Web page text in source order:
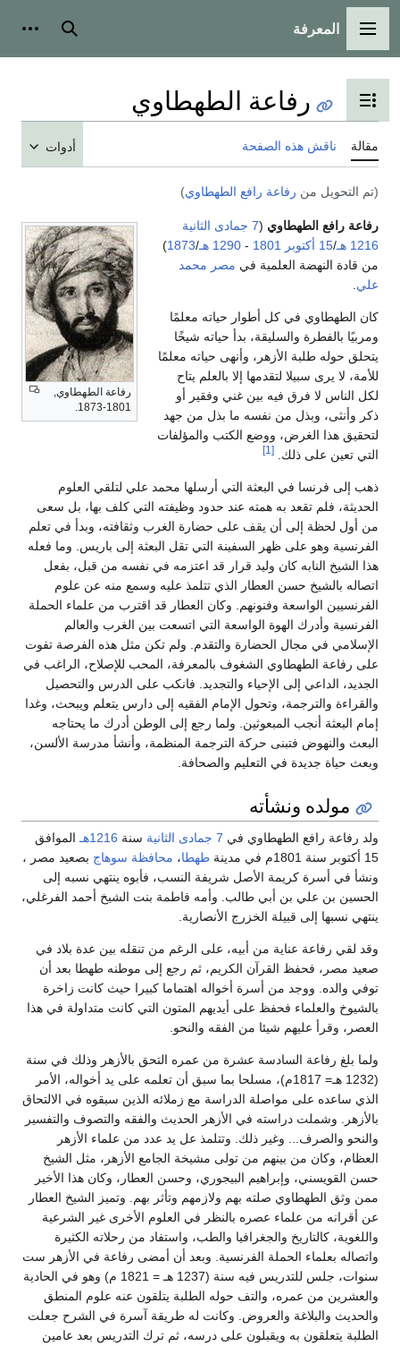
القائمة الرئيسية
المعرفة بحث
تبديل عرض جدول المحتويات
رفاعة الطهطاوي
مقالة ناقش هذه الصفحة أدوات
(تم التحويل من رفاعة رافع الطهطاوي)
رفاعة الطهطاوي,
1801-1873.
رفاعة رافع الطهطاوي (7 جمادى الثانية
1216 هـ
/15 أكتوبر 1801
- 1290 هـ /
1873
)
من قادة النهضة العلمية في مصر محمد
علي
كان الطهطاوي في كل أطوار حياته معلمًا
ومربيًا بالفطرة والسليقة، بدأ حياته شيخًا
يتحلق حوله طلبة الأزهر، وأنهى حياته معلمًا
للأمة، لا يرى سبيلا لتقدمها إلا بالعلم يتاح
لكل الناس لا فرق فيه بين غني وفقير أو
ذكر وأنثى، وبذل من نفسه ما بذل من جهد
لتحقيق هذا الغرض، ووضع الكتب والمؤلفات
التي تعين على ذلك.
[1]
ذهب إلى فرنسا في البعثة التي أرسلها محمد علي لتلقي العلوم
الحديثة، فلم تقعد به همته عند حدود وظيفته التي كلف بها، بل سعى
من أول لحظة إلى أن يقف على حضارة الغرب وثقافته، وبدأ في تعلم
الفرنسية وهو على ظهر السفينة التي تقل البعثة إلى باريس. وما فعله
هذا الشيخ النابه كان وليد قرار قد اعتزمه في نفسه من قبل، بفعل
اتصاله بالشيخ حسن العطار الذي تتلمذ عليه وسمع منه عن علوم
الفرنسيين الواسعة وفنونهم. وكان العطار قد اقترب من علماء الحملة
الفرنسية وأدرك الهوة الواسعة التي اتسعت بين الغرب والعالم
الإسلامي في مجال الحضارة والتقدم. ولم تكن مثل هذه الفرصة تفوت
على رفاعة الطهطاوي الشغوف بالمعرفة، المحب للإصلاح، الراغب في
الجديد، الداعي إلى الإحياء والتجديد. فانكب على الدرس والتحصيل
والقراءة والترجمة، وتحول الإمام الفقيه إلى دارس يتعلم ويبحث، وغدا
إمام البعثة أنجب المبعوثين. ولما رجع إلى الوطن أدرك ما يحتاجه
البعث والنهوض فتبنى حركة الترجمة المنظمة، وأنشأ مدرسة الألسن،
وبعث حياة جديدة في التعليم والصحافة.
مولده ونشأته
ولد رفاعة رافع الطهطاوي في 7 جمادى الثانية سنة 1216هـ
الموافق
15 أكتوبر سنة 1801م في مدينة
طهطا، محافظة سوهاج بصعيد مصر ،
ونشأ في أسرة كريمة الأصل شريفة النسب، فأبوه ينتهي نسبه إلى
الحسين بن علي بن أبي طالب. وأمه فاطمة بنت الشيخ أحمد الفرغلي،
ينتهي نسبها إلى قبيلة الخزرج الأنصارية.
وقد لقي رفاعة عناية من أبيه، على الرغم من تنقله بين عدة بلاد في
صعيد مصر، فحفظ القرآن الكريم، ثم رجع إلى موطنه طهطا بعد أن
توفي والده. ووجد من أسرة أخواله اهتماما كبيرا حيث كانت زاخرة
بالشيوخ والعلماء فحفظ على أيديهم المتون التي كانت متداولة في هذا
العصر، وقرأ عليهم شيئا من الفقه والنحو.
ولما بلغ رفاعة السادسة عشرة من عمره التحق بالأزهر وذلك في سنة
(1232 هـ= 1817م)، مسلحا بما سبق أن تعلمه على يد أخواله، الأمر
الذي ساعده على مواصلة الدراسة مع زملائه الذين سبقوه في الالتحاق
بالأزهر. وشملت دراسته في الأزهر الحديث والفقه والتصوف والتفسير
والنحو والصرف... وغير ذلك. وتتلمذ عل يد عدد من علماء الأزهر
العظام، وكان من بينهم من تولى مشيخة الجامع الأزهر، مثل الشيخ
حسن القويسني، وإبراهيم البيجوري، وحسن العطار، وكان هذا الأخير
ممن وثق الطهطاوي صلته بهم ولازمهم وتأثر بهم. وتميز الشيخ العطار
عن أقرانه من علماء عصره بالنظر في العلوم الأخرى غير الشرعية
واللغوية، كالتاريخ والجغرافيا والطب، واستفاد من رحلاته الكثيرة
واتصاله بعلماء الحملة الفرنسية. وبعد أن أمضى رفاعة في الأزهر ست
سنوات، جلس للتدريس فيه سنة (1237 هـ = 1821 م) وهو في الحادية
والعشرين من عمره، والتف حوله الطلبة يتلقون عنه علوم المنطق
والحديث والبلاغة والعروض. وكانت له طريقة آسرة في الشرح جعلت
الطلبة يتعلقون به ويقبلون على درسه، ثم ترك التدريس بعد عامين